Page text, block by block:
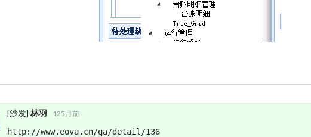
[沙发] 林羽 125月前
http://www.eova.cn/qa/detail/136